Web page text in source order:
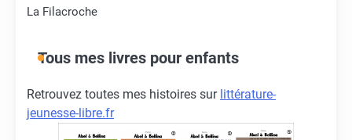
La Filacroche
Tous mes livres pour enfants
Retrouvez toutes mes histoires sur littérature-
jeunesse-libre.fr